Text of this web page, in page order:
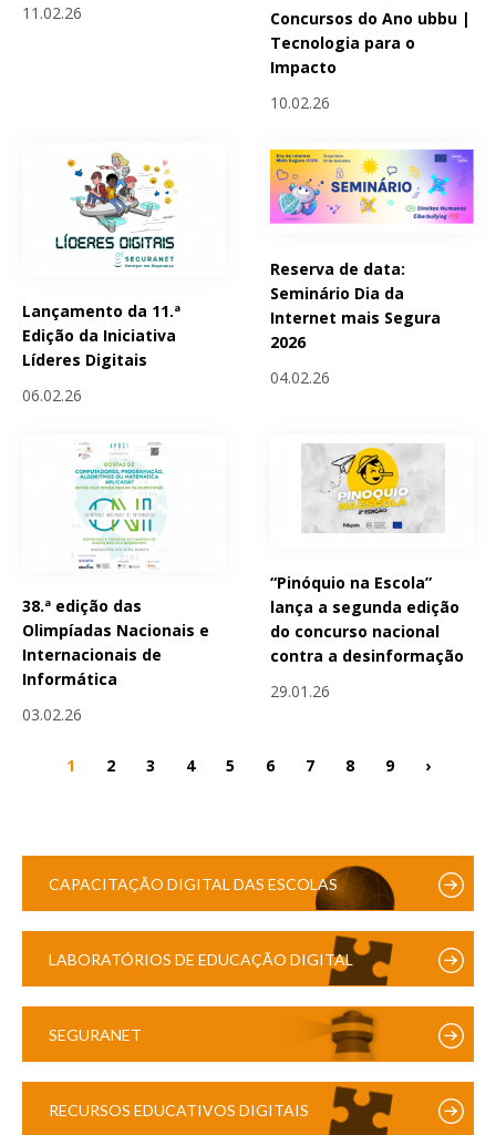
11.02.26
Concursos do Ano ubbu |
Tecnologia para o
Impacto
10.02.26
Lançamento da 11.ª
Edição da Iniciativa
Líderes Digitais
06.02.26
Reserva de data:
Seminário Dia da
Internet mais Segura
2026
04.02.26
38.ª edição das
Olimpíadas Nacionais e
Internacionais de
Informática
03.02.26
“Pinóquio na Escola”
lança a segunda edição
do concurso nacional
contra a desinformação
29.01.26
1 2 3 4 5 6 7 8 9 ›
CAPACITAÇÃO DIGITAL DAS ESCOLAS
LABORATÓRIOS DE EDUCAÇÃO DIGITAL
SEGURANET
RECURSOS EDUCATIVOS DIGITAIS